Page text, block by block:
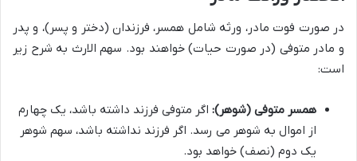
در صورت فوت مادر، ورثه شامل همسر، فرزندان (دختر و پسر)، و پدر
و مادر متوفی (در صورت حیات) خواهند بود. سهم الارث به شرح زیر
است:
همسر متوفی (شوهر): اگر متوفی فرزند داشته باشد، یک چهارم
از اموال به شوهر می رسد. اگر فرزند نداشته باشد، سهم شوهر
یک دوم (نصف) خواهد بود.